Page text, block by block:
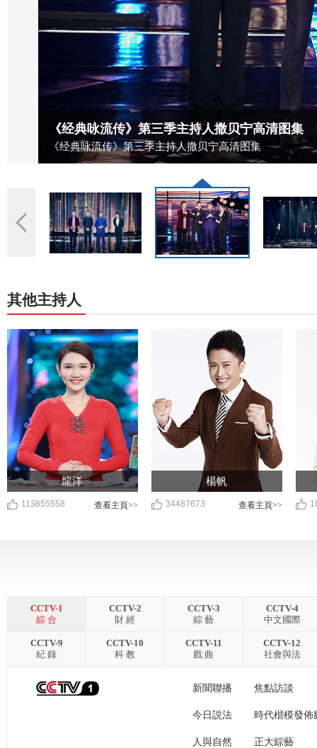
《经典咏流传》第三季主持人撒贝宁高清图集
《经典咏流传》第三季主持人撒贝宁高清图集
其他主持人
龍洋
113855558 查看主頁>>
楊帆
34487673 查看主頁>>
CCTV-1
綜 合
CCTV-2
財 經
CCTV-3
綜 藝
CCTV-4
中文國際
CCTV-9
紀 錄
CCTV-10
科 教
CCTV-11
戲 曲
CCTV-12
社會與法
新聞聯播 焦點訪談
今日説法 時代楷模發佈
人與自然 正大綜藝